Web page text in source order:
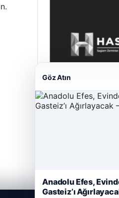
Göz Atın
Anadolu Efes,
Gasteiz’ı